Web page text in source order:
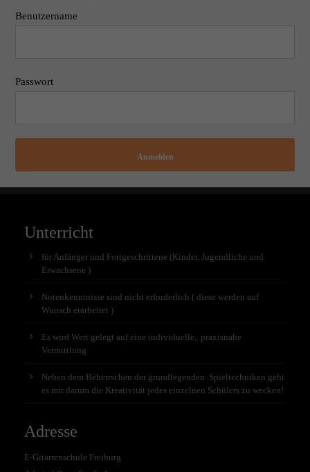
Benutzername
Passwort
Anmelden
Unterricht
für Anfänger und Fortgeschrittene (Kinder, Jugendliche und
Erwachsene )
Notenkenntnisse sind nicht erforderlich ( diese werden auf
Wunsch erarbeitet )
Es wird Wert gelegt auf eine individuelle, praxisnahe
Vermittlung
Neben dem Beherrschen der grundlegenden Spieltechniken geht
es mir darum die Kreativität jedes einzelnen Schülers zu wecken!
Adresse
E-Gitarrenschule Freiburg